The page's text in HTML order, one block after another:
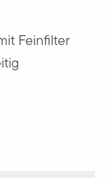
Feinfilter